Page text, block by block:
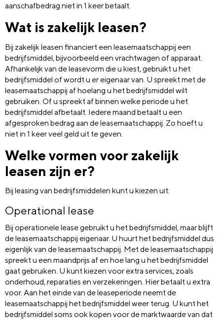
aanschafbedrag niet in 1 keer betaalt.
Wat is zakelijk leasen?
Bij zakelijk leasen financiert een leasemaatschappij een
bedrijfsmiddel, bijvoorbeeld een vrachtwagen of apparaat.
Afhankelijk van de leasevorm die u kiest, gebruikt u het
bedrijfsmiddel of wordt u er eigenaar van. U spreekt met de
leasemaatschappij af hoelang u het bedrijfsmiddel wilt
gebruiken. Of u spreekt af binnen welke periode u het
bedrijfsmiddel afbetaalt. Iedere maand betaalt u een
afgesproken bedrag aan de leasemaatschappij. Zo hoeft u
niet in 1 keer veel geld uit te geven.
Welke vormen voor zakelijk
leasen zijn er?
Bij leasing van bedrijfsmiddelen kunt u kiezen uit:
Operational lease
Bij operationele lease gebruikt u het bedrijfsmiddel, maar blijft
de leasemaatschappij eigenaar. U huurt het bedrijfsmiddel dus
eigenlijk van de leasemaatschappij. Met de leasemaatschappij
spreekt u een maandprijs af en hoe lang u het bedrijfsmiddel
gaat gebruiken. U kunt kiezen voor extra services, zoals
onderhoud, reparaties en verzekeringen. Hier betaalt u extra
voor. Aan het einde van de leaseperiode neemt de
leasemaatschappij het bedrijfsmiddel weer terug. U kunt het
bedrijfsmiddel soms ook kopen voor de marktwaarde van dat